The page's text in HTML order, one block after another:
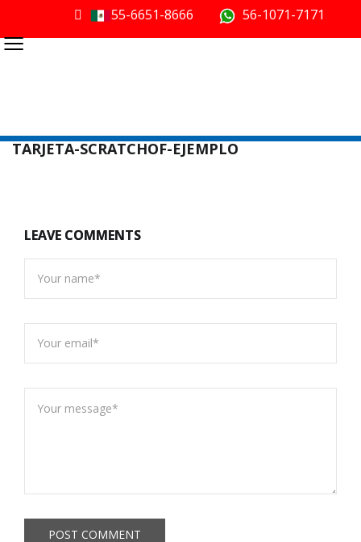
55-6651-8666 56-1071-7171
≡
TARJETA-SCRATCHOF-EJEMPLO
LEAVE COMMENTS